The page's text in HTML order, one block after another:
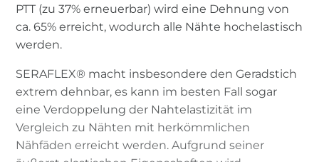
PTT (zu 37% erneuerbar) wird eine Dehnung von
ca. 65% erreicht, wodurch alle Nähte hochelastisch
werden.
SERAFLEX® macht insbesondere den Geradstich
extrem dehnbar, es kann im besten Fall sogar
eine Verdoppelung der Nahtelastizität im
Vergleich zu Nähten mit herkömmlichen
Nähfäden erreicht werden. Aufgrund seiner